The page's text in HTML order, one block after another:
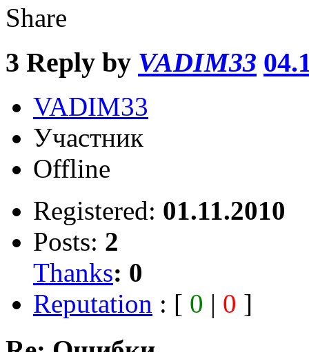
Share
3 Reply by VADIM33
VADIM33
Участник
Offline
Registered: 01.11.2010
Posts: 2
Thanks: 0
Reputation : [ 0 | 0 ]